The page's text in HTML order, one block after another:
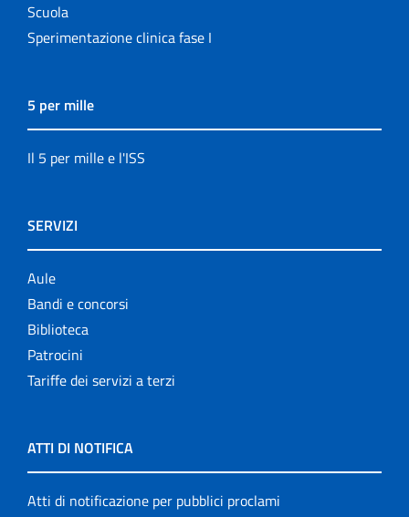
Scuola
Sperimentazione clinica fase I
5 per mille
Il 5 per mille e l'ISS
SERVIZI
Aule
Bandi e concorsi
Biblioteca
Patrocini
Tariffe dei servizi a terzi
ATTI DI NOTIFICA
Atti di notificazione per pubblici proclami